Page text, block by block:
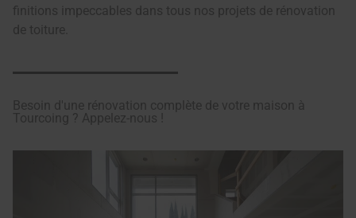
finitions impeccables dans tous nos projets de rénovation
de toiture.
Besoin d'une rénovation complète de votre maison à
Tourcoing ? Appelez-nous !